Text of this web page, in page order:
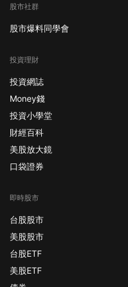
股市社群
股市爆料同學會
投資理財
投資網誌
Money錢
投資小學堂
財經百科
美股放大鏡
口袋證券
即時股市
台股股市
美股股市
台股ETF
美股ETF